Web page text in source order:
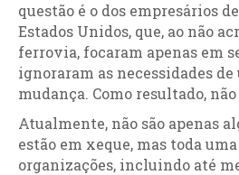
questão é o dos empresários
Estados Unidos, que, ao não
ferrovia, focaram apenas em
ignoraram as necessidades
mudança. Como resultado,
Atualmente, não são apenas
estão em xeque, mas toda
organizações, incluindo até